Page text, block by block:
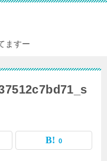
ますー
0